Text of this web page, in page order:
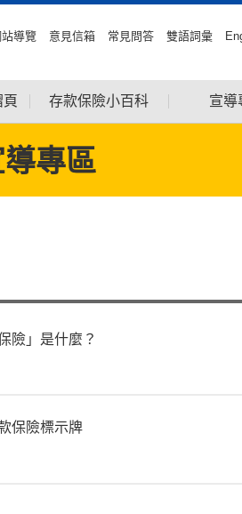
導覽 意見信箱 常見問答 雙語詞彙
存款保險小百科 宣導
專區
險」是什麼？
保險標示牌